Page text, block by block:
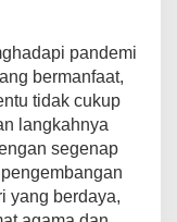
pandemi
bermanfaat,
tidak cukup
langkahnya
segenap
yang berdaya,